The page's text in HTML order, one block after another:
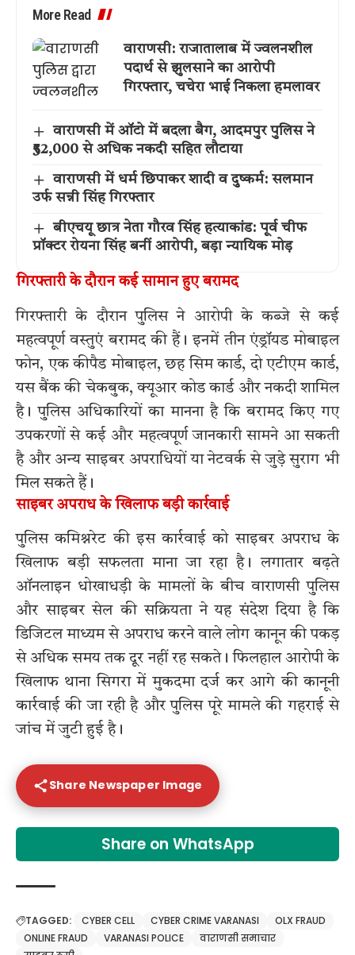
More Read
वाराणसी: राजातालाब में ज्वलनशील
पदार्थ से झुलसाने का आरोपी
गिरफ्तार, चचेरा भाई निकला हमलावर
वाराणसी में ऑटो में बदला बैग, आदमपुर पुलिस ने
₹52,000 से अधिक नकदी सहित लौटाया
वाराणसी में धर्म छिपाकर शादी व दुष्कर्म: सलमान
उर्फ सन्नी सिंह गिरफ्तार
बीएचयू छात्र नेता गौरव सिंह हत्याकांड: पूर्व चीफ
प्रॉक्टर रोयना सिंह बनीं आरोपी, बड़ा न्यायिक मोड़
गिरफ्तारी के दौरान कई सामान हुए बरामद
गिरफ्तारी के दौरान पुलिस ने आरोपी के कब्जे से कई
महत्वपूर्ण वस्तुएं बरामद की हैं। इनमें तीन एंड्रॉयड मोबाइल
फोन, एक कीपैड मोबाइल, छह सिम कार्ड, दो एटीएम कार्ड,
यस बैंक की चेकबुक, क्यूआर कोड कार्ड और नकदी शामिल
है। पुलिस अधिकारियों का मानना है कि बरामद किए गए
उपकरणों से कई और महत्वपूर्ण जानकारी सामने आ सकती
है और अन्य साइबर अपराधियों या नेटवर्क से जुड़े सुराग भी
मिल सकते हैं।
साइबर अपराध के खिलाफ बड़ी कार्रवाई
पुलिस कमिश्नरेट की इस कार्रवाई को साइबर अपराध के
खिलाफ बड़ी सफलता माना जा रहा है। लगातार बढ़ते
ऑनलाइन धोखाधड़ी के मामलों के बीच वाराणसी पुलिस
और साइबर सेल की सक्रियता ने यह संदेश दिया है कि
डिजिटल माध्यम से अपराध करने वाले लोग कानून की पकड़
से अधिक समय तक दूर नहीं रह सकते। फिलहाल आरोपी के
खिलाफ थाना सिगरा में मुकदमा दर्ज कर आगे की कानूनी
कार्रवाई की जा रही है और पुलिस पूरे मामले की गहराई से
जांच में जुटी हुई है।
Share Newspaper Image
Share on WhatsApp
TAGGED: CYBER CELL CYBER CRIME VARANASI
OLX FRAUD
ONLINE FRAUD
VARANASI POLICE
वाराणसी समाचार